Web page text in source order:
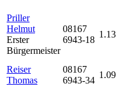
Priller
Helmut
Erster
Bürgermeister
08167
6943-18
1.13
Reiser
Thomas
08167
6943-34
1.09